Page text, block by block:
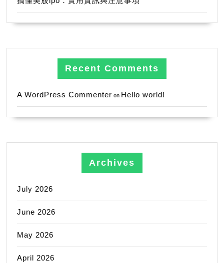
Recent Comments
A WordPress Commenter on Hello world!
Archives
July 2026
June 2026
May 2026
April 2026